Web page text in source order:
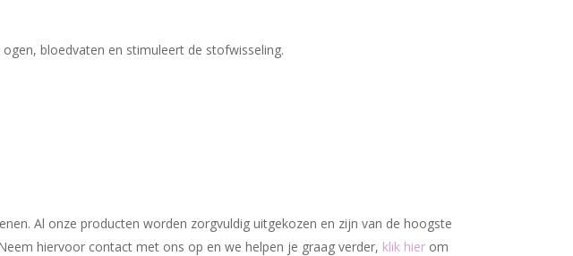
bloedvaten en stimuleert de stofwisseling.
Al onze producten worden zorgvuldig uitgekozen en zijn van de hoogste
hiervoor contact met ons op en we helpen je graag verder, klik hier om